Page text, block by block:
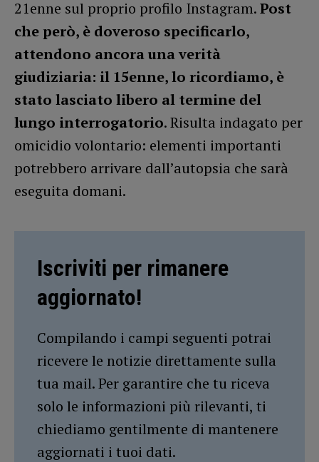
21enne sul proprio profilo Instagram.Post
che però, è doveroso specificarlo,
attendono ancora una verità
giudiziaria: il 15enne, lo ricordiamo, è
stato lasciato libero al termine del
lungo interrogatorio. Risulta indagato per
omicidio volontario: elementi importanti
potrebbero arrivare dall’autopsia che sarà
eseguita domani.
Iscriviti per rimanere
aggiornato!
Compilando i campi seguenti potrai
ricevere le notizie direttamente sulla
tua mail. Per garantire che tu riceva
solo le informazioni più rilevanti, ti
chiediamo gentilmente di mantenere
aggiornati i tuoi dati.